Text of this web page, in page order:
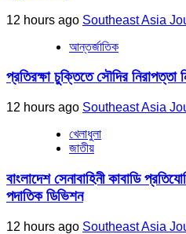
12 hours ago Southeast Asia
আন্তর্জাতিক
প্রতিরক্ষা চুক্তিতে সৌদির নিরাপত্তা
12 hours ago Southeast Asia
খেলাধুলা
জাতীয়
বাংলাদেশ সেনাবাহিনী কাবাডি
পদাতিক ডিভিশন
12 hours ago Southeast Asia